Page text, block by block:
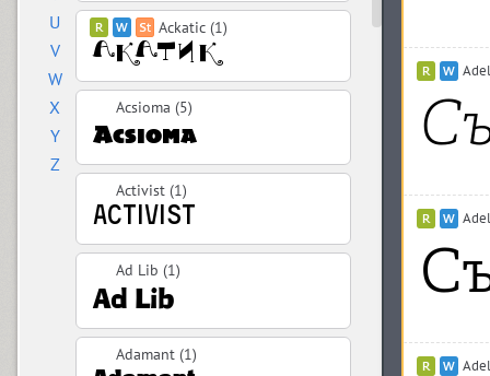
U
V
W
X
Y
Z
Ackatic (1)
Acsioma (5)
Activist (1)
Ad Lib (1)
Adamant (1)